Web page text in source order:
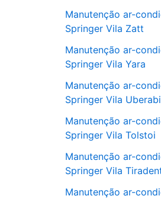
Manutenção ar-
Springer Vila Zatt
Manutenção ar-
Springer Vila Yara
Manutenção ar-
Springer Vila
Manutenção ar-
Springer Vila Tolstoi
Manutenção ar-
Springer Vila
Manutenção ar-